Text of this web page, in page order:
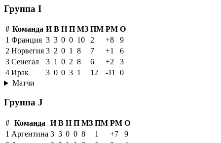
Группа I
# Команда И В Н П МЗ ПМ РМ О
1 Франция 3 3 0 0 10 2 +8
9
2 Норвегия 3 2 0 1 8 7 +1
6
3 Сенегал 3 1 0 2 8 6 +2
3
4 Ирак 3 0 0 3 1 12 -11
0
Матчи
Группа J
# Команда И В Н П МЗ ПМ РМ О
1 Аргентина 3 3 0 0 8 1 +7
9